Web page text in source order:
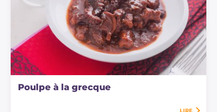
Poulpe à la grecque
LIRE